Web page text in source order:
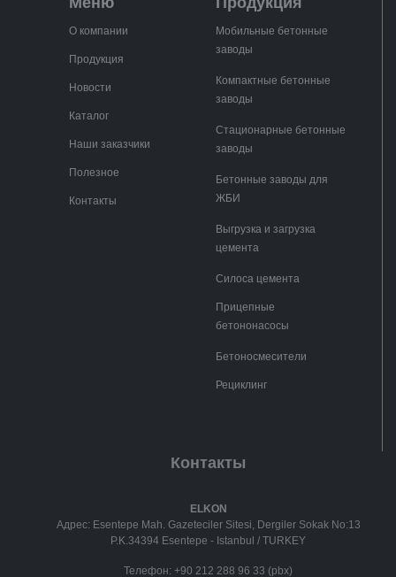
О компании
Продукция
Новости
Каталог
Наши заказчики
Полезное
Контакты
Мобильные бетонные
заводы
Компактные бетонные
заводы
Стационарные бетонные
заводы
Бетонные заводы для
ЖБИ
Выгрузка и загрузка
цемента
Силоса цемента
Прицепные
бетононасосы
Бетоносмесители
Рециклинг
Контакты
ELKON
Адрес: Esentepe Mah. Gazeteciler Sitesi, Dergiler Sokak No:13
P.K.34394 Esentepe - Istanbul / TURKEY
Телефон: +90 212 288 96 33 (pbx)